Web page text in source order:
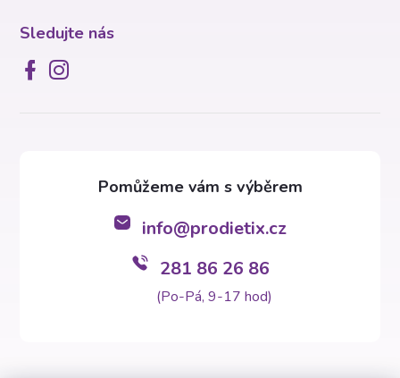
s
u
Sledujte nás
info@prodietix.cz
281 86 26 86
(Po-Pá, 9-17 hod)